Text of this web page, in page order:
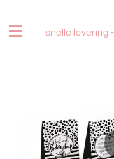
direct
snelle levering